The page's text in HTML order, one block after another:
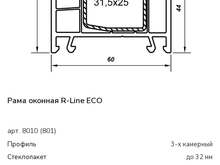
Рама оконная R-Line ECO
арт. 8010 (801)
Профиль
3-х камерный
Cтеклопакет
до 32 мм